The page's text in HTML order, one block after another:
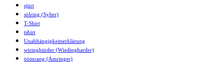
sjürt
sölring (Sylter)
T-Shirt
tshirt
Unabhängigkeitserklärung
wiringhiirder (Wiedingharder)
öömrang (Amringer)